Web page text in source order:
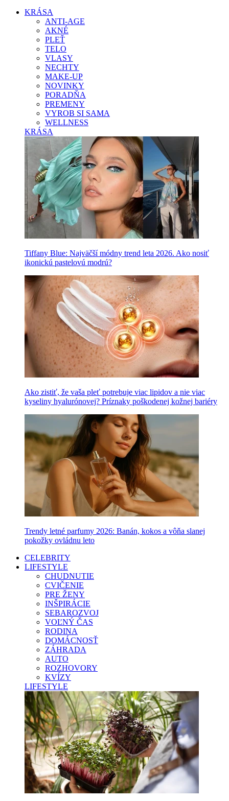
KRÁSA
ANTI-AGE
AKNÉ
PLEŤ
TELO
VLASY
NECHTY
MAKE-UP
NOVINKY
PORADŇA
PREMENY
VYROB SI SAMA
WELLNESS
KRÁSA
Tiffany Blue: Najväčší módny trend leta 2026. Ako nosiť
ikonickú pastelovú modrú?
Ako zistiť, že vaša pleť potrebuje viac lipidov a nie viac
kyseliny hyalurónovej? Príznaky poškodenej kožnej bariéry
Trendy letné parfumy 2026: Banán, kokos a vôňa slanej
pokožky ovládnu leto
CELEBRITY
LIFESTYLE
CHUDNUTIE
CVIČENIE
PRE ŽENY
INŠPIRÁCIE
SEBAROZVOJ
VOĽNÝ ČAS
RODINA
DOMÁCNOSŤ
ZÁHRADA
AUTO
ROZHOVORY
KVÍZY
LIFESTYLE